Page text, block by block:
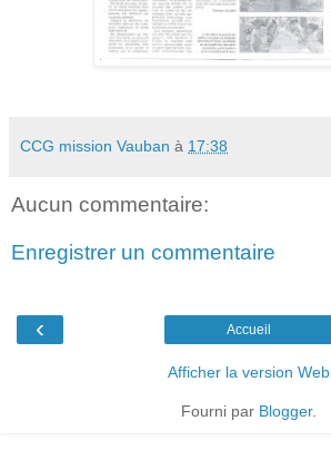
CCG mission Vauban à 17:38
Aucun commentaire:
Enregistrer un commentaire
‹ Accueil
Afficher la version Web
Fourni par Blogger.